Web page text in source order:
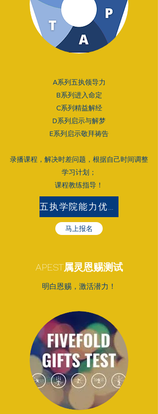
A系列五执领导力
B系列进入命定
C系列精益解经
D系列启示与解梦
E系列启示敬拜祷告
录播课程，解决时差问题，根据自己时间调整
学习计划；
​课程教练指导！
马上报名
​​APEST属灵恩赐测试
​明白恩赐，激活潜力！